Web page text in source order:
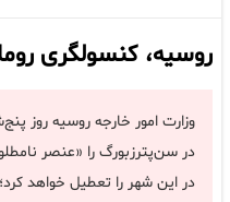
روسیه، کنسولگری
وزارت امور خارجه روسیه روز
در سن‌پترزبورگ را «عنصر
در این شهر را تعطیل خواهد